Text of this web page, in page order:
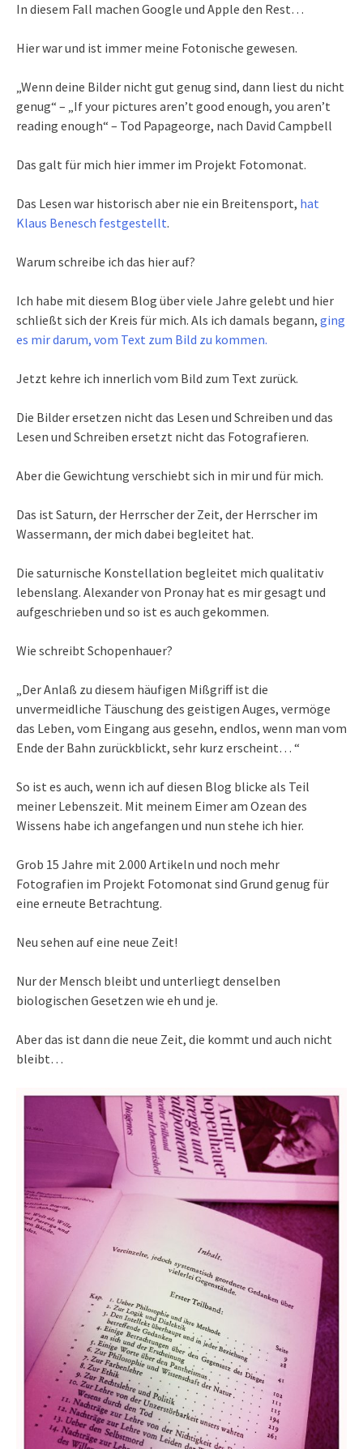
In diesem Fall machen Google und Apple den Rest…
Hier war und ist immer meine Fotonische gewesen.
„Wenn deine Bilder nicht gut genug sind, dann liest du nicht
genug“ – „If your pictures aren’t good enough, you aren’t
reading enough“ – Tod Papageorge, nach David Campbell
Das galt für mich hier immer im Projekt Fotomonat.
Das Lesen war historisch aber nie ein Breitensport, hat
Klaus Benesch festgestellt.
Warum schreibe ich das hier auf?
Ich habe mit diesem Blog über viele Jahre gelebt und hier
schließt sich der Kreis für mich. Als ich damals begann, ging
es mir darum, vom Text zum Bild zu kommen.
Jetzt kehre ich innerlich vom Bild zum Text zurück.
Die Bilder ersetzen nicht das Lesen und Schreiben und das
Lesen und Schreiben ersetzt nicht das Fotografieren.
Aber die Gewichtung verschiebt sich in mir und für mich.
Das ist Saturn, der Herrscher der Zeit, der Herrscher im
Wassermann, der mich dabei begleitet hat.
Die saturnische Konstellation begleitet mich qualitativ
lebenslang. Alexander von Pronay hat es mir gesagt und
aufgeschrieben und so ist es auch gekommen.
Wie schreibt Schopenhauer?
„Der Anlaß zu diesem häufigen Mißgriff ist die
unvermeidliche Täuschung des geistigen Auges, vermöge
das Leben, vom Eingang aus gesehn, endlos, wenn man vom
Ende der Bahn zurückblickt, sehr kurz erscheint… “
So ist es auch, wenn ich auf diesen Blog blicke als Teil
meiner Lebenszeit. Mit meinem Eimer am Ozean des
Wissens habe ich angefangen und nun stehe ich hier.
Grob 15 Jahre mit 2.000 Artikeln und noch mehr
Fotografien im Projekt Fotomonat sind Grund genug für
eine erneute Betrachtung.
Neu sehen auf eine neue Zeit!
Nur der Mensch bleibt und unterliegt denselben
biologischen Gesetzen wie eh und je.
Aber das ist dann die neue Zeit, die kommt und auch nicht
bleibt…